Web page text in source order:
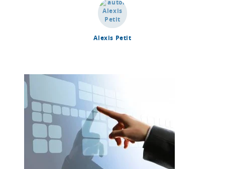
Alexis Petit